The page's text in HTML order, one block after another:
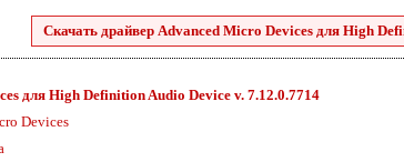
Скачать драйвер Advanced Micro Devices для High
для High Definition Audio Device v. 7.12.0.7714
Devices